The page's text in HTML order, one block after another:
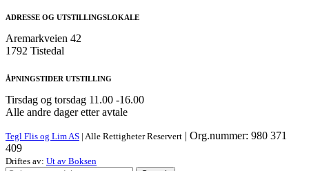
ADRESSE OG UTSTILLINGSLOKALE
Aremarkveien 42
1792 Tistedal
ÅPNINGSTIDER UTSTILLING
Tirsdag og torsdag 11.00 -16.00
Alle andre dager etter avtale
Tegl Flis og Lim AS | Alle Rettigheter Reservert | Org.nummer: 980 371
409
Driftes av: Ut av Boksen